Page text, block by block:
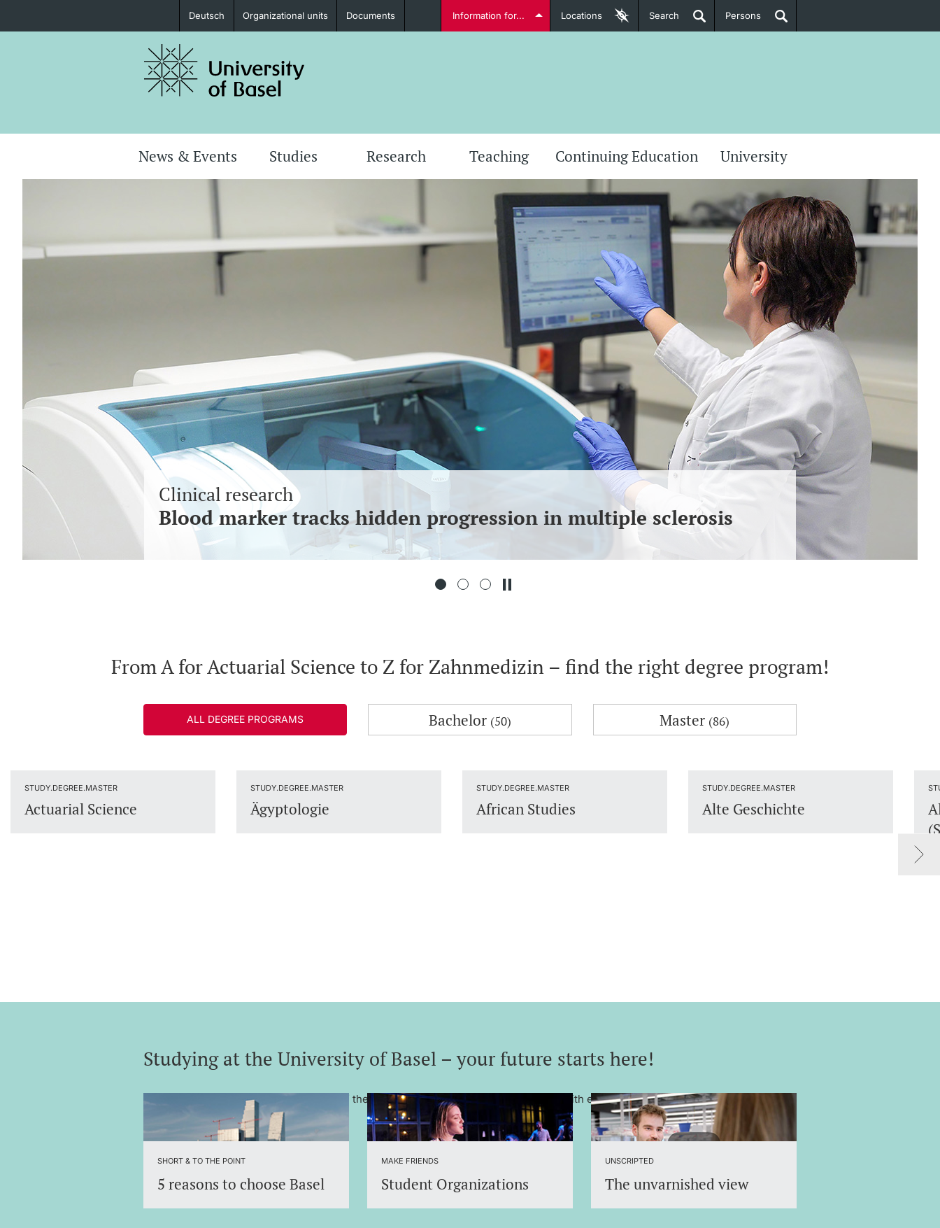
Prospective Students
Lecturers
Deutsch Organizational units Documents Information for... Locations Search Persons
News & Events Studies Research Teaching Continuing Education University
Clinical research
Blood marker tracks hidden progression in multiple sclerosis
From A for Actuarial Science to Z for Zahnmedizin – find the right degree program!
ALL DEGREE PROGRAMS Bachelor (50) Master (86)
STUDY.DEGREE.MASTER
Actuarial Science
STUDY.DEGREE.MASTER
Ägyptologie
STUDY.DEGREE.MASTER
African Studies
STUDY.DEGREE.MASTER
Alte Geschichte
Studying at the University of Basel – your future starts here!
Discover the University of Basel – one of the most renowned universities in Europe with excellent research, personal support and
an international environment.
SHORT & TO THE POINT
5 reasons to choose Basel
MAKE FRIENDS
Student Organizations
UNSCRIPTED
The unvarnished view